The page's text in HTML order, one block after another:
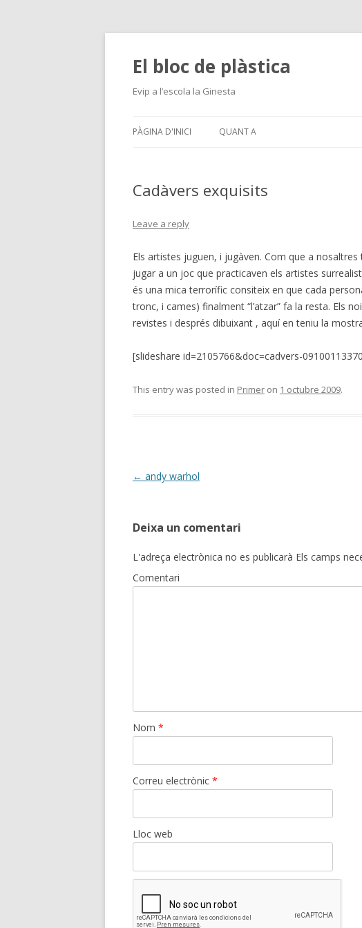
El bloc de plàstica
Evip a l’escola la Ginesta
PÀGINA D'INICI QUANT A
Cadàvers exquisits
Leave a reply
Els artistes juguen, i jugàven. Com que a
jugar a un joc que practicaven els artistes
és una mica terrorífic consiteix en que cada
tronc, i cames) finalment “l’atzar” fa la resta. Els
revistes i després dibuixant , aquí en teniu la
[slideshare id=2105766&doc=cadvers-
This entry was posted in Primer on 1 octubre 2009.
Post
← andy warhol
Deixa un comentari
L'adreça electrònica no es publicarà Els camps
Comentari
Nom *
Correu electrònic *
Lloc web